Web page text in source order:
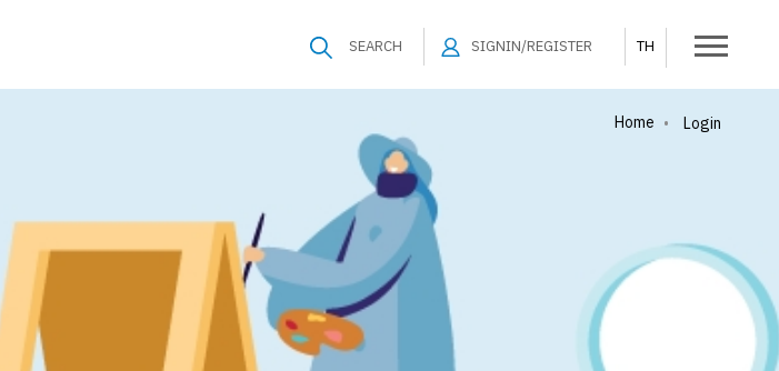
SEARCH SIGNIN/REGISTER TH
Home • Login